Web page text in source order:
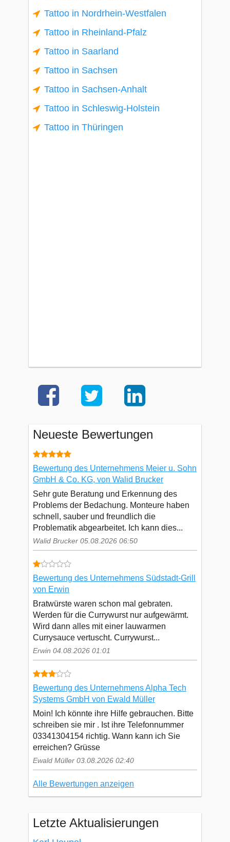
Tattoo in Nordrhein-Westfalen
Tattoo in Rheinland-Pfalz
Tattoo in Saarland
Tattoo in Sachsen
Tattoo in Sachsen-Anhalt
Tattoo in Schleswig-Holstein
Tattoo in Thüringen
Neueste Bewertungen
Bewertung des Unternehmens Meier u. Sohn
GmbH & Co. KG, von Walid Brucker
Sehr gute Beratung und Erkennung des
Problems der Bedachung. Monteure haben
schnell, sauber und freundlich die
Problematik abgearbeitet. Ich kann dies...
Walid Brucker 05.08.2026 06:50
Bewertung des Unternehmens Südstadt-Grill
von Erwin
Bratwürste waren schon mal gebraten.
Werden für die Currywurst nur aufgewärmt.
Wird dann alles mit einer lauwarmen
Currysauce vertuscht. Currywurst...
Erwin 04.08.2026 01:01
Bewertung des Unternehmens Alpha Tech
Systems GmbH von Ewald Müller
Moin! Ich könnte ihre Hilfe gebrauchen. Bitte
schreiben sie mir . Ist ihre Telefonnummer
03341304154 richtig. Wann kann ich Sie
erreichen? Grüsse
Ewald Müller 03.08.2026 02:40
Alle Bewertungen anzeigen
Letzte Aktualisierungen